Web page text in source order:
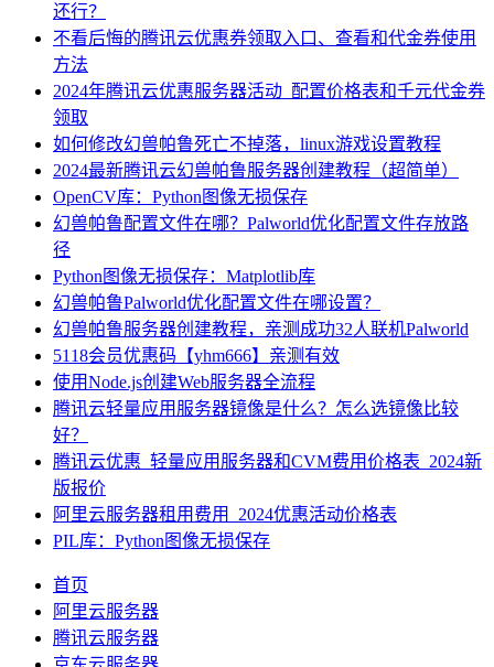
还行？
不看后悔的腾讯云优惠券领取入口、查看和代金券使用
方法
2024年腾讯云优惠服务器活动_配置价格表和千元代金券
领取
如何修改幻兽帕鲁死亡不掉落，linux游戏设置教程
2024最新腾讯云幻兽帕鲁服务器创建教程（超简单）
OpenCV库：Python图像无损保存
幻兽帕鲁配置文件在哪？Palworld优化配置文件存放路
径
Python图像无损保存：Matplotlib库
幻兽帕鲁Palworld优化配置文件在哪设置？
幻兽帕鲁服务器创建教程，亲测成功32人联机Palworld
5118会员优惠码【yhm666】亲测有效
使用Node.js创建Web服务器全流程
腾讯云轻量应用服务器镜像是什么？怎么选镜像比较
好？
腾讯云优惠_轻量应用服务器和CVM费用价格表_2024新
版报价
阿里云服务器租用费用_2024优惠活动价格表
PIL库：Python图像无损保存
首页
阿里云服务器
腾讯云服务器